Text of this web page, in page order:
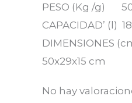
PESO (Kg /g)
CAPACIDAD’ (l)
DIMENSIONES
50x29x15 cm
No hay